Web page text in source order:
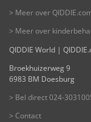
> Meer over
> Meer over
QIDDIE World |
Broekhuizerweg 9
6983 BM Doesburg
> Bel direct 024-
> Contact